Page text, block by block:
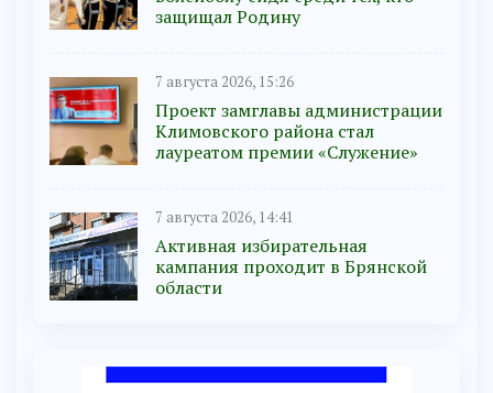
защищал Родину
7 августа 2026, 15:26
Проект замглавы администрации
Климовского района стал
лауреатом премии «Служение»
7 августа 2026, 14:41
Активная избирательная
кампания проходит в Брянской
области